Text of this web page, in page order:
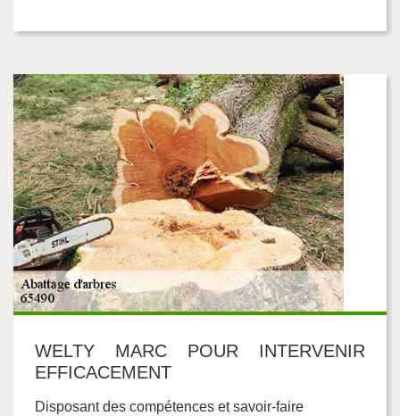
WELTY MARC POUR INTERVENIR
EFFICACEMENT
Disposant des compétences et savoir-faire